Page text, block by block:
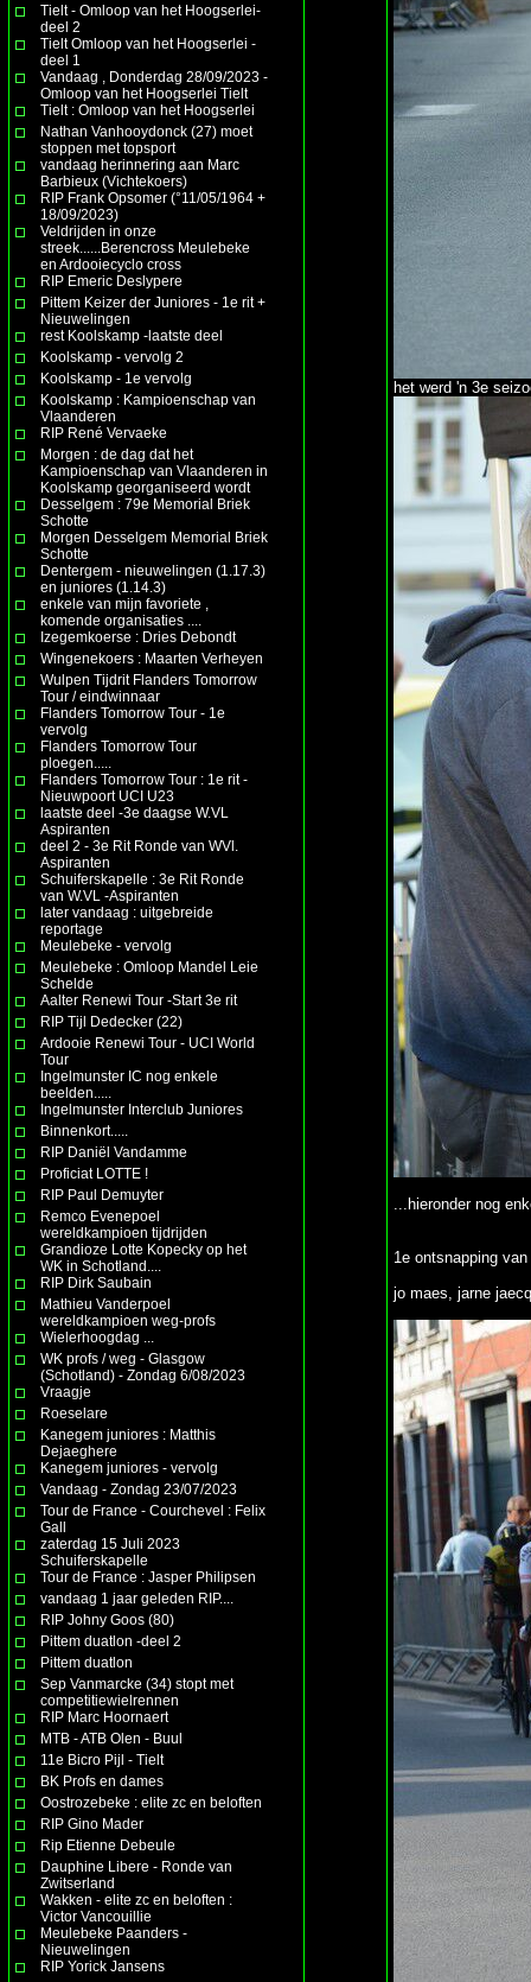
Tielt - Omloop van het Hoogserlei-
deel 2
Tielt Omloop van het Hoogserlei -
deel 1
Vandaag , Donderdag 28/09/2023 -
Omloop van het Hoogserlei Tielt
Tielt : Omloop van het Hoogserlei
Nathan Vanhooydonck (27) moet
stoppen met topsport
vandaag herinnering aan Marc
Barbieux (Vichtekoers)
RIP Frank Opsomer (°11/05/1964 +
18/09/2023)
Veldrijden in onze
streek......Berencross Meulebeke
en Ardooiecyclo cross
RIP Emeric Deslypere
Pittem Keizer der Juniores - 1e rit +
Nieuwelingen
rest Koolskamp -laatste deel
Koolskamp - vervolg 2
Koolskamp - 1e vervolg
Koolskamp : Kampioenschap van
Vlaanderen
RIP René Vervaeke
Morgen : de dag dat het
Kampioenschap van Vlaanderen in
Koolskamp georganiseerd wordt
Desselgem : 79e Memorial Briek
Schotte
Morgen Desselgem Memorial Briek
Schotte
Dentergem - nieuwelingen (1.17.3)
en juniores (1.14.3)
enkele van mijn favoriete ,
komende organisaties ....
Izegemkoerse : Dries Debondt
Wingenekoers : Maarten Verheyen
Wulpen Tijdrit Flanders Tomorrow
Tour / eindwinnaar
Flanders Tomorrow Tour - 1e
vervolg
Flanders Tomorrow Tour
ploegen.....
Flanders Tomorrow Tour : 1e rit -
Nieuwpoort UCI U23
laatste deel -3e daagse W.VL
Aspiranten
deel 2 - 3e Rit Ronde van WVl.
Aspiranten
Schuiferskapelle : 3e Rit Ronde
van W.VL -Aspiranten
later vandaag : uitgebreide
reportage
Meulebeke - vervolg
Meulebeke : Omloop Mandel Leie
Schelde
Aalter Renewi Tour -Start 3e rit
RIP Tijl Dedecker (22)
Ardooie Renewi Tour - UCI World
Tour
Ingelmunster IC nog enkele
beelden.....
Ingelmunster Interclub Juniores
Binnenkort.....
RIP Daniël Vandamme
Proficiat LOTTE !
RIP Paul Demuyter
Remco Evenepoel
wereldkampioen tijdrijden
Grandioze Lotte Kopecky op het
WK in Schotland....
RIP Dirk Saubain
Mathieu Vanderpoel
wereldkampioen weg-profs
Wielerhoogdag ...
WK profs / weg - Glasgow
(Schotland) - Zondag 6/08/2023
Vraagje
Roeselare
Kanegem juniores : Matthis
Dejaeghere
Kanegem juniores - vervolg
Vandaag - Zondag 23/07/2023
Tour de France - Courchevel : Felix
Gall
zaterdag 15 Juli 2023
Schuiferskapelle
Tour de France : Jasper Philipsen
vandaag 1 jaar geleden RIP....
RIP Johny Goos (80)
Pittem duatlon -deel 2
Pittem duatlon
Sep Vanmarcke (34) stopt met
competitiewielrennen
RIP Marc Hoornaert
MTB - ATB Olen - Buul
11e Bicro Pijl - Tielt
BK Profs en dames
Oostrozebeke : elite zc en beloften
RIP Gino Mader
Rip Etienne Debeule
Dauphine Libere - Ronde van
Zwitserland
Wakken - elite zc en beloften :
Victor Vancouillie
Meulebeke Paanders -
Nieuwelingen
RIP Yorick Jansens
het werd 'n 3e
...hieronder nog
1e ontsnapping
jo maes, jarne